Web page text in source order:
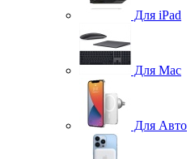
Для iPad
Для Mac
Для Авто